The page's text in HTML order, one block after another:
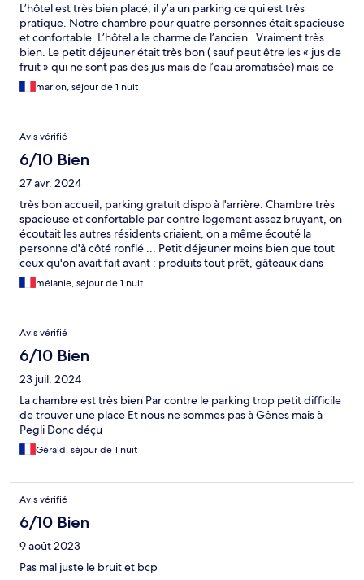
L’hôtel est très bien placé, il y’a un parking ce qui est très
pratique. Notre chambre pour quatre personnes était spacieuse
et confortable. L’hôtel a le charme de l’ancien . Vraiment très
bien. Le petit déjeuner était très bon ( sauf peut être les « jus de
fruit » qui ne sont pas des jus mais de l’eau aromatisée) mais ce
n’est qu’un detail. Nous recommandons vivement cet hôtel !
marion, séjour de 1 nuit
Avis vérifié
6/10 Bien
27 avr. 2024
très bon accueil, parking gratuit dispo à l'arrière. Chambre très
spacieuse et confortable par contre logement assez bruyant, on
écoutait les autres résidents criaient, on a même écouté la
personne d'à côté ronflé ... Petit déjeuner moins bien que tout
ceux qu'on avait fait avant : produits tout prêt, gâteaux dans
leur boîte
mélanie, séjour de 1 nuit
Avis vérifié
6/10 Bien
23 juil. 2024
La chambre est très bien Par contre le parking trop petit difficile
de trouver une place Et nous ne sommes pas à Gênes mais à
Pegli Donc déçu
Gérald, séjour de 1 nuit
Avis vérifié
6/10 Bien
9 août 2023
Pas mal juste le bruit et bcp